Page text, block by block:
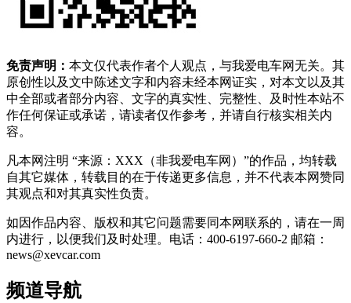
免责声明： 本文仅代表作者个人观点，与我爱电车网无关。其
原创性以及文中陈述文字和内容未经本网证实，对本文以及其
中全部或者部分内容、文字的真实性、完整性、及时性本站不
作任何保证或承诺，请读者仅作参考，并请自行核实相关内
容。
凡本网注明 “来源：XXX（非我爱电车网）”的作品，均转载
自其它媒体，转载目的在于传递更多信息，并不代表本网赞同
其观点和对其真实性负责。
如因作品内容、版权和其它问题需要同本网联系的，请在一周
内进行，以便我们及时处理。电话：400-6197-660-2 邮箱：
news@xevcar.com
频道导航